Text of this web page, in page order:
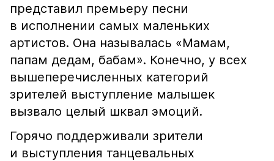
представил премьеру песни
в исполнении самых маленьких
артистов. Она называлась «Мамам,
папам дедам, бабам». Конечно, у всех
вышеперечисленных категорий
зрителей выступление малышек
вызвало целый шквал эмоций.
Горячо поддерживали зрители
и выступления танцевальных